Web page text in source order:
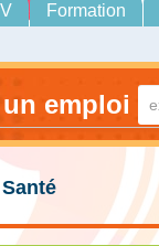
Formation
emploi